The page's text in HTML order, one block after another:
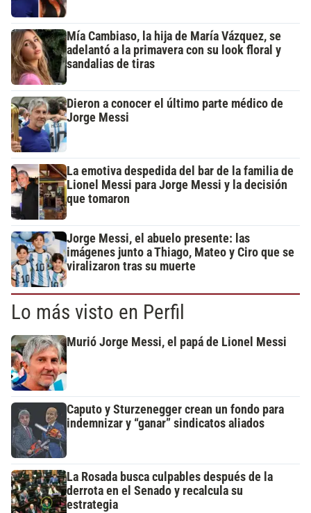
Mía Cambiaso, la hija de María Vázquez, se
adelantó a la primavera con su look floral y
sandalias de tiras
Dieron a conocer el último parte médico de
Jorge Messi
La emotiva despedida del bar de la familia de
Lionel Messi para Jorge Messi y la decisión
que tomaron
Jorge Messi, el abuelo presente: las
imágenes junto a Thiago, Mateo y Ciro que se
viralizaron tras su muerte
Lo más visto en Perfil
Murió Jorge Messi, el papá de Lionel Messi
Caputo y Sturzenegger crean un fondo para
indemnizar y “ganar” sindicatos aliados
La Rosada busca culpables después de la
derrota en el Senado y recalcula su
estrategia